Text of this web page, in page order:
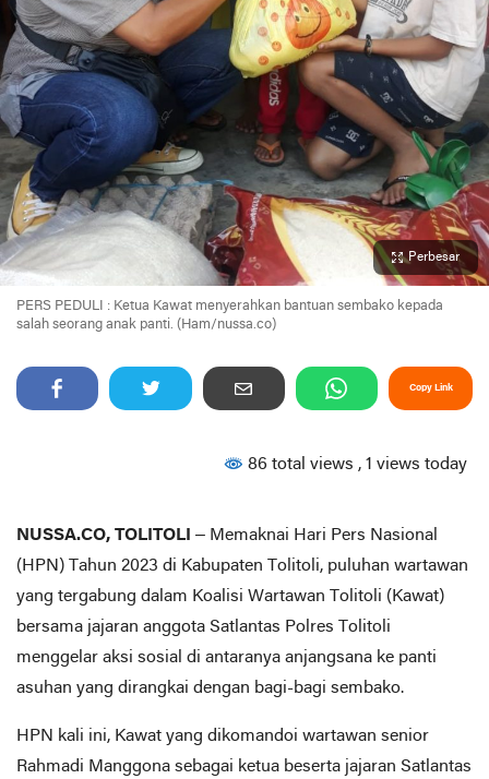
Perbesar
PERS PEDULI : Ketua Kawat menyerahkan bantuan sembako kepada
salah seorang anak panti. (Ham/nussa.co)
Copy Link
86 total views , 1 views today
NUSSA.CO, TOLITOLI – Memaknai Hari Pers Nasional
(HPN) Tahun 2023 di Kabupaten Tolitoli, puluhan wartawan
yang tergabung dalam Koalisi Wartawan Tolitoli (Kawat)
bersama jajaran anggota Satlantas Polres Tolitoli
menggelar aksi sosial di antaranya anjangsana ke panti
asuhan yang dirangkai dengan bagi-bagi sembako.
HPN kali ini, Kawat yang dikomandoi wartawan senior
Rahmadi Manggona sebagai ketua beserta jajaran Satlantas